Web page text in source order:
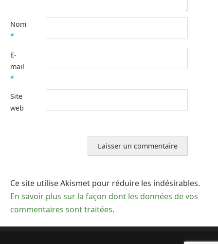
Nom
*
E-
mail
*
Site
web
Ce site utilise Akismet pour réduire les indésirables.
En savoir plus sur la façon dont les données de vos
commentaires sont traitées.